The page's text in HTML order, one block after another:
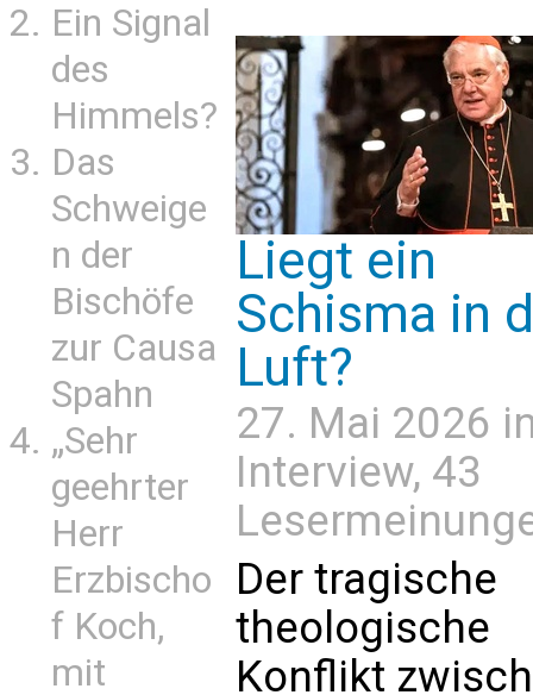
Ein Signal
des
Himmels?
Das
Schweige
n der
Bischöfe
zur Causa
Spahn
„Sehr
geehrter
Herr
Erzbischo
f Koch,
mit
Liegt ein
Schisma in
Luft?
27. Mai 2026
Interview, 43
Der tragische
theologische
Konflikt